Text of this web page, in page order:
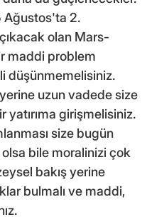
Ağustos'ta 2.
olan Mars-
maddi problem
düşünmemelisiniz.
uzun vadede size
girişmelisiniz.
size bugün
bile moralinizi çok
bakış yerine
bulmalı ve maddi,